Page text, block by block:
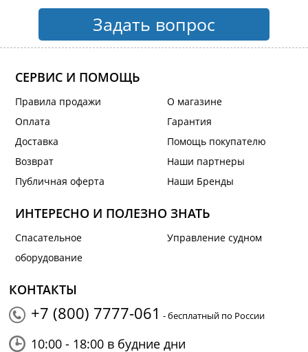
Задать вопрос
СЕРВИС И ПОМОЩЬ
Правила продажи
Оплата
Доставка
Возврат
Публичная оферта
О магазине
Гарантия
Помощь покупателю
Наши партнеры
Наши Бренды
ИНТЕРЕСНО И ПОЛЕЗНО ЗНАТЬ
Спасательное
оборудование
Управление судном
КОНТАКТЫ
+7 (800) 7777-061 - бесплатный по России
10:00 - 18:00 в будние дни